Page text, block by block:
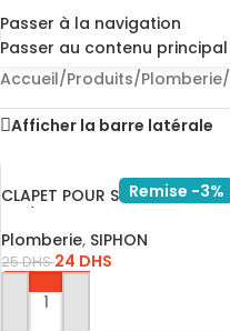
Passer à la navigation
Passer au contenu principal
Accueil/Produits/Plomberie/
Afficher la barre latérale
Remise -3%
CLAPET POUR SIPHON STAM
Plomberie, SIPHON
25DHS 24 DHS
AJOUTER AU PANIER